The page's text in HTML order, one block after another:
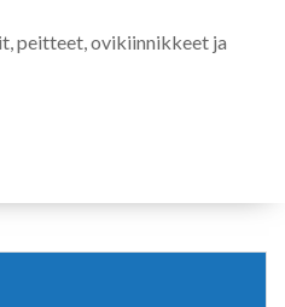
peitteet, ovikiinnikkeet ja